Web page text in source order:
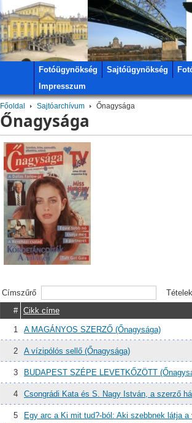
Fotóügynökség Sajtóügynökség
Impresszum
Főoldal Sajtóarchívum Őnagysága
Őnagysága
Címszűrő
#
Cikk címe
1 A MAGÁNYOS SZERZŐ (Őnagysága)
2 A vízipólós sellő (Őnagysága)
3 BUDAPEST SZÉPE LEVETKŐZÖTT
4 Csongrádi Kata és S. Nagy István, a szerző
5 Egy arc a Ki mit tud?-ból: Aki szebbnek látja a